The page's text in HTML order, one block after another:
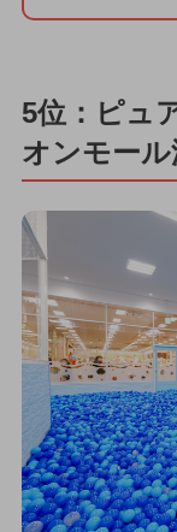
5位：ピュ
オンモール